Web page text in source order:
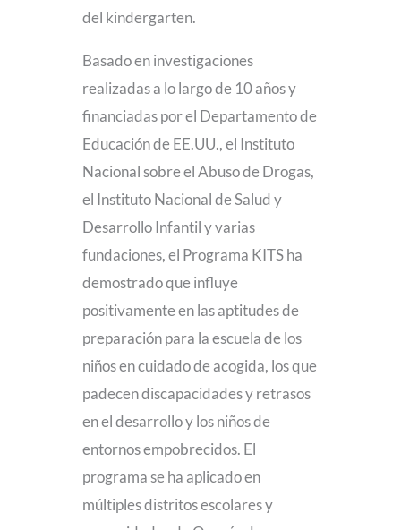
del kindergarten.
Basado en investigaciones
realizadas a lo largo de 10 años y
financiadas por el Departamento de
Educación de EE.UU., el Instituto
Nacional sobre el Abuso de Drogas,
el Instituto Nacional de Salud y
Desarrollo Infantil y varias
fundaciones, el Programa KITS ha
demostrado que influye
positivamente en las aptitudes de
preparación para la escuela de los
niños en cuidado de acogida, los que
padecen discapacidades y retrasos
en el desarrollo y los niños de
entornos empobrecidos. El
programa se ha aplicado en
múltiples distritos escolares y